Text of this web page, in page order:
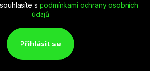
s podmínkami ochrany osobních
údajů
Přihlásit se